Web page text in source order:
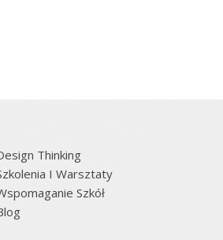
Thinking
I Warsztaty
Szkół